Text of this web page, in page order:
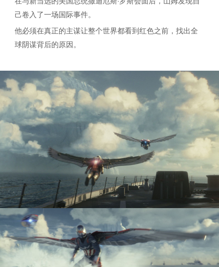
己卷入了一场国际事件。
他必须在真正的主谋让整个世界都看到红色之前，找出全
球阴谋背后的原因。